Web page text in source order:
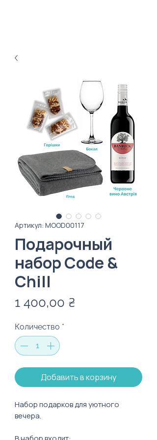
Артикул: MOOD00117
Подарочный
набор Code &
Chill
1 400,00 ₴
Количество *
Добавить в корзину
Набор подарков для уютного
вечера.